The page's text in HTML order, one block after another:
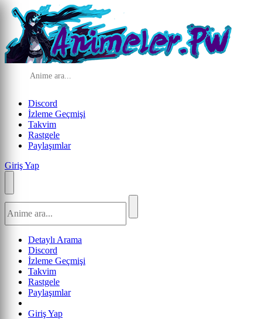
Discord
İzleme Geçmişi
Takvim
Rastgele
Paylaşımlar
Giriş Yap
Detaylı Arama
Discord
İzleme Geçmişi
Takvim
Rastgele
Paylaşımlar
Giriş Yap